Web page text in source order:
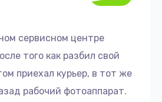
сервисном центре
того как разбил свой
приехал курьер, в тот же
рабочий фотоаппарат.